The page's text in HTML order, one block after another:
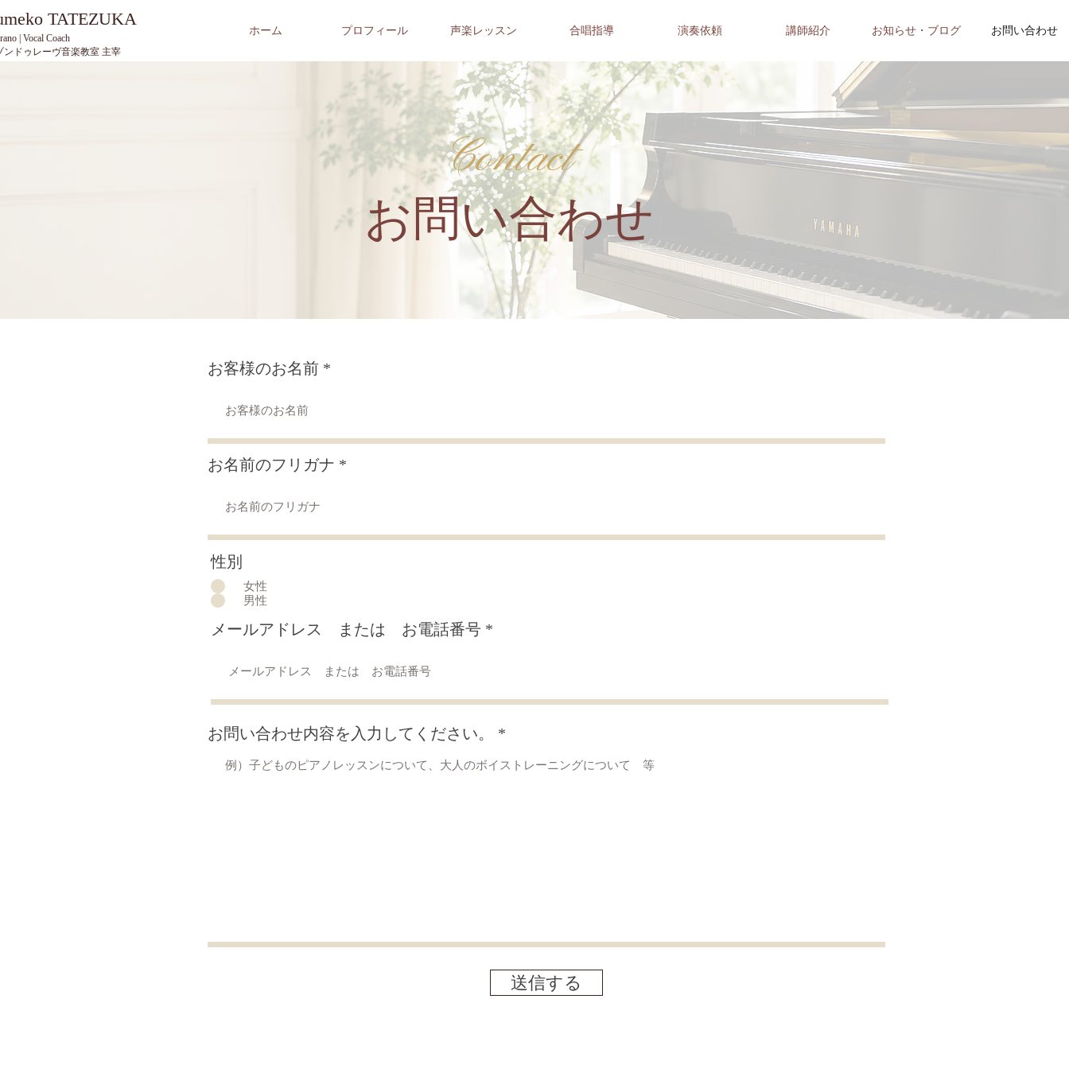
TATEZUKA
| Vocal Coach
ンドゥレーヴ音楽教室 主宰
ホーム プロフィール 声楽レッスン 合唱指導 演奏依頼 講師紹介 お知らせ・ブログ お問い合わせ
Contact
​お問い合わせ
お客様のお名前
お名前のフリガナ
性別
女性
男性
メールアドレス または お電話番号
お問い合わせ内容を入力してください。
送信する
お客様のお名前
お名前のフリガナ
性別
女性
男性
メールアドレス または お電話番号
お問い合わせ内容を入力してください。
送信する